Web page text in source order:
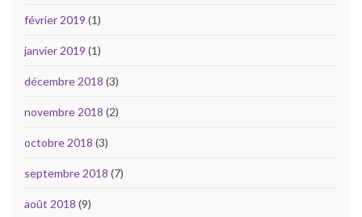
février 2019 (1)
janvier 2019 (1)
décembre 2018 (3)
novembre 2018 (2)
octobre 2018 (3)
septembre 2018 (7)
août 2018 (9)